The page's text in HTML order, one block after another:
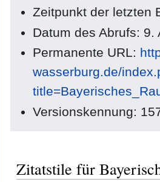
Zeitpunkt der letzten
Datum des Abrufs:
Permanente URL:
wasserburg.de/
Versionskennung:
Zitatstile für